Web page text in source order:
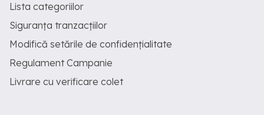
Lista categoriilor
Siguranța tranzacțiilor
Modifică setările de confidențialitate
Regulament Campanie
Livrare cu verificare colet